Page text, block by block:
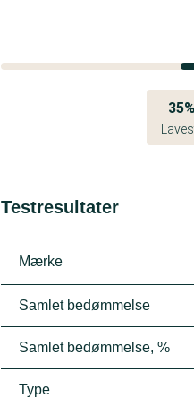
35%
Testresultater
Mærke
Samlet bedømmelse
Samlet bedømmelse, %
Type